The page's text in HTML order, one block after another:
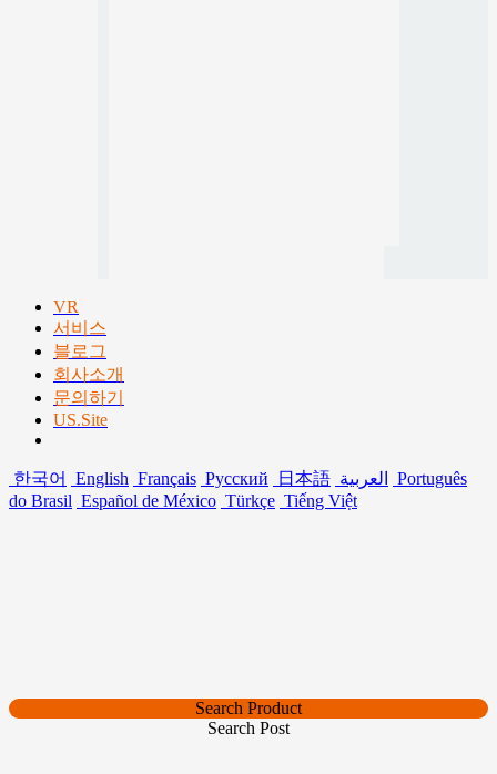
VR
서비스
블로그
회사소개
문의하기
US.Site
한국어 English Français Русский 日本語 العربية
Português
do Brasil Español de México Türkçe Tiếng Việt
Search Product
Search Post